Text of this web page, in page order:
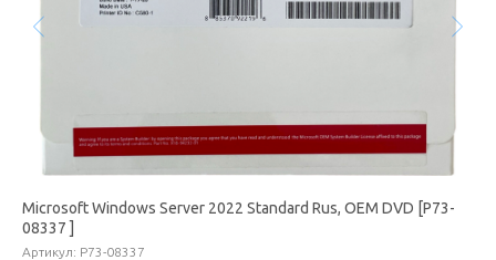
Microsoft Windows Server 2022 Standard Rus, OEM DVD [P73-
08337 ]
Артикул: P73-08337